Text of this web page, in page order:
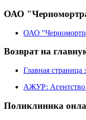
ОАО
ОАО
Возврат на
Главная
АЖУР: Агентство
Поликлиника